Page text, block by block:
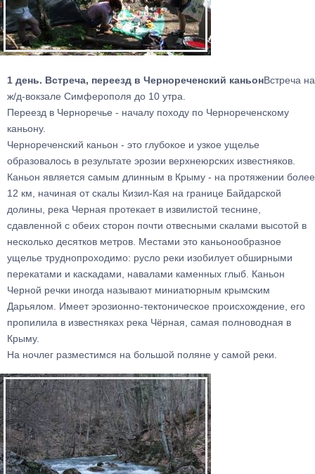
1 день. Встреча, переезд в Чернореченский каньонВстреча на
ж/д-вокзале Симферополя до 10 утра.
Переезд в Черноречье - началу походу по Чернореченскому
каньону.
Чернореченский каньон - это глубокое и узкое ущелье
образовалось в результате эрозии верхнеюрских известняков.
Каньон является самым длинным в Крыму - на протяжении более
12 км, начиная от скалы Кизил-Кая на границе Байдарской
долины, река Черная протекает в извилистой теснине,
сдавленной с обеих сторон почти отвесными скалами высотой в
несколько десятков метров. Местами это каньонообразное
ущелье труднопроходимо: русло реки изобилует обширными
перекатами и каскадами, навалами каменных глыб. Каньон
Черной речки иногда называют миниатюрным крымским
Дарьялом. Имеет эрозионно-тектоническое происхождение, его
пропилила в известняках река Чёрная, самая полноводная в
Крыму.
На ночлег разместимся на большой поляне у самой реки.